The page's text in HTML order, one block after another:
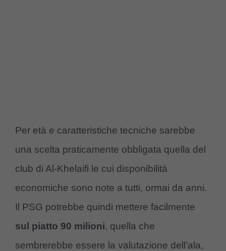
Per età e caratteristiche tecniche sarebbe
una scelta praticamente obbligata quella del
club di Al-Khelaifi le cui disponibilità
economiche sono note a tutti, ormai da anni.
Il PSG potrebbe quindi mettere facilmente
sul piatto 90 milioni, quella che
sembrerebbe essere la valutazione dell’ala,